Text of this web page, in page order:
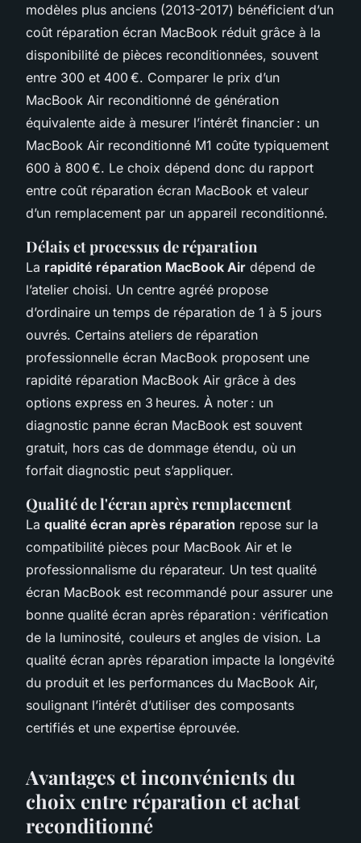
modèles plus anciens (2013-2017) bénéficient d’un
coût réparation écran MacBook réduit grâce à la
disponibilité de pièces reconditionnées, souvent
entre 300 et 400 €. Comparer le prix d’un
MacBook Air reconditionné de génération
équivalente aide à mesurer l’intérêt financier : un
MacBook Air reconditionné M1 coûte typiquement
600 à 800 €. Le choix dépend donc du rapport
entre coût réparation écran MacBook et valeur
d’un remplacement par un appareil reconditionné.
Délais et processus de réparation
La rapidité réparation MacBook Air dépend de
l’atelier choisi. Un centre agréé propose
d’ordinaire un temps de réparation de 1 à 5 jours
ouvrés. Certains ateliers de réparation
professionnelle écran MacBook proposent une
rapidité réparation MacBook Air grâce à des
options express en 3 heures. À noter : un
diagnostic panne écran MacBook est souvent
gratuit, hors cas de dommage étendu, où un
forfait diagnostic peut s’appliquer.
Qualité de l'écran après remplacement
La qualité écran après réparation repose sur la
compatibilité pièces pour MacBook Air et le
professionnalisme du réparateur. Un test qualité
écran MacBook est recommandé pour assurer une
bonne qualité écran après réparation : vérification
de la luminosité, couleurs et angles de vision. La
qualité écran après réparation impacte la longévité
du produit et les performances du MacBook Air,
soulignant l’intérêt d’utiliser des composants
certifiés et une expertise éprouvée.
Avantages et inconvénients du
choix entre réparation et achat
reconditionné